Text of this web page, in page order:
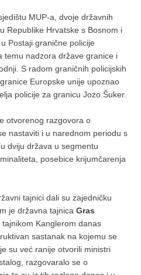
MUP-a, dvoje državnih
Republike Hrvatske s Bosnom i
Postaji granične policije
temu nadzora države granice i
S radom graničnih policijskih
Europske unije upoznao
policije za granicu Jozo Šuker.
otvorenog razgovora o
nastaviti i u narednom periodu s
dviju država u segmentu
posebice krijumčarenja
tajnici dali su zajedničku
je državna tajnicaGras
Kanglerom danas
sastanak na kojemu se
su već ranije otvorili ministri
razgovaralo se o